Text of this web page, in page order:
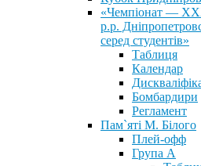
«Чемпіонат —
р.р.
серед студентів»
Таблиця
Календар
Бомбардири
Регламент
Пам`яті М. Білого
Плей-офф
Група А